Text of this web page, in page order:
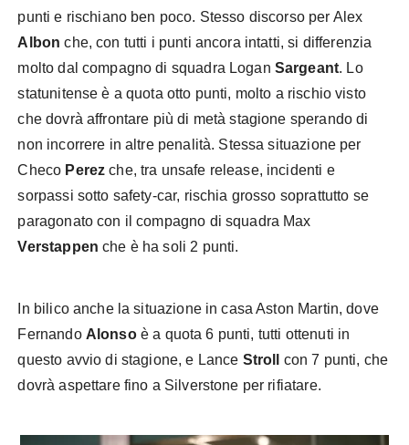
punti e rischiano ben poco. Stesso discorso per Alex
Albon che, con tutti i punti ancora intatti, si differenzia
molto dal compagno di squadra Logan Sargeant. Lo
statunitense è a quota otto punti, molto a rischio visto
che dovrà affrontare più di metà stagione sperando di
non incorrere in altre penalità. Stessa situazione per
Checo Perez che, tra unsafe release, incidenti e
sorpassi sotto safety-car, rischia grosso soprattutto se
paragonato con il compagno di squadra Max
Verstappen che è ha soli 2 punti.
In bilico anche la situazione in casa Aston Martin, dove
Fernando Alonsoè a quota 6 punti, tutti ottenuti in
questo avvio di stagione, e Lance Stroll
con 7 punti, che
dovrà aspettare fino a Silverstone per rifiatare.